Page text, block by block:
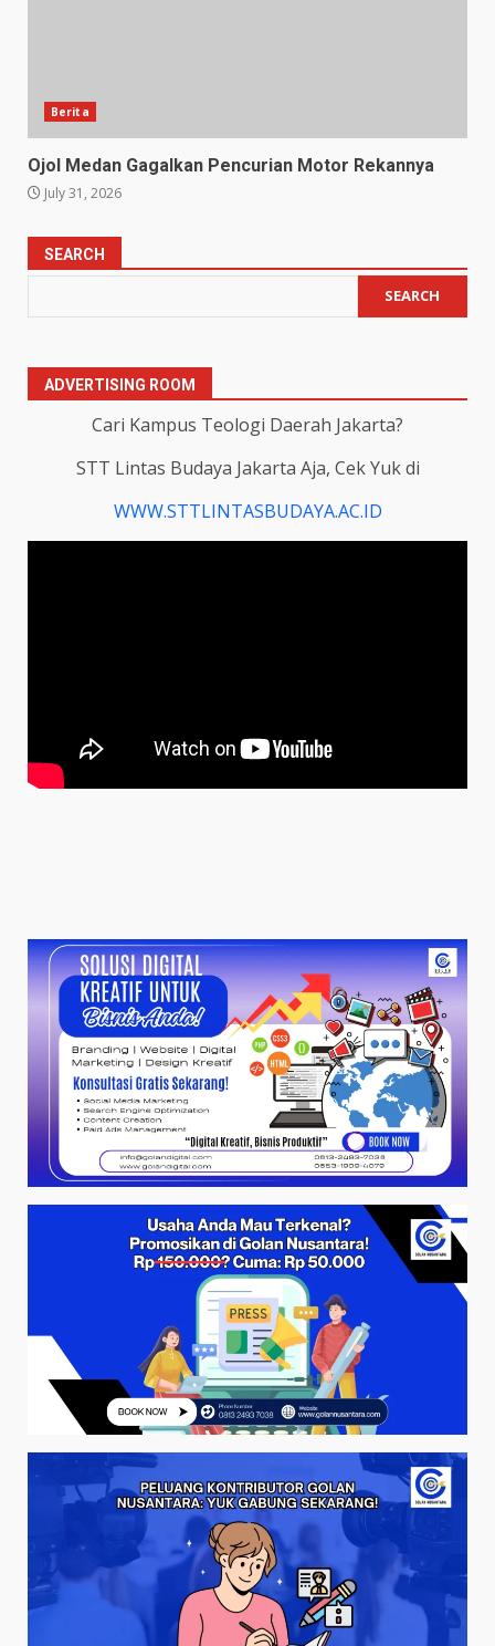
Berita
Ojol Medan Gagalkan Pencurian Motor Rekannya
July 31, 2026
SEARCH
SEARCH
ADVERTISING ROOM
Cari Kampus Teologi Daerah Jakarta?
STT Lintas Budaya Jakarta Aja, Cek Yuk di
WWW.STTLINTASBUDAYA.AC.ID